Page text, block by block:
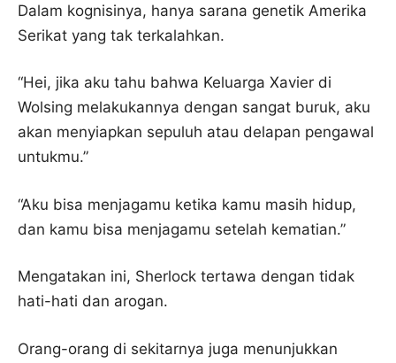
Dalam kognisinya, hanya sarana genetik Amerika
Serikat yang tak terkalahkan.
“Hei, jika aku tahu bahwa Keluarga Xavier di
Wolsing melakukannya dengan sangat buruk, aku
akan menyiapkan sepuluh atau delapan pengawal
untukmu.”
“Aku bisa menjagamu ketika kamu masih hidup,
dan kamu bisa menjagamu setelah kematian.”
Mengatakan ini, Sherlock tertawa dengan tidak
hati-hati dan arogan.
Orang-orang di sekitarnya juga menunjukkan